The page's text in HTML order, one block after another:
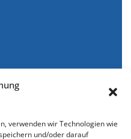
verwenden wir Technologien wie
und/oder darauf